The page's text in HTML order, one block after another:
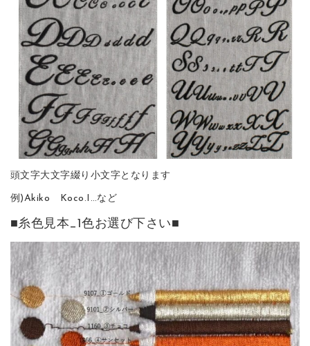
頭文字大文字綴り小文字となります
例)Akiko Koco.I…など
■糸色見本_1色お選び下さい■